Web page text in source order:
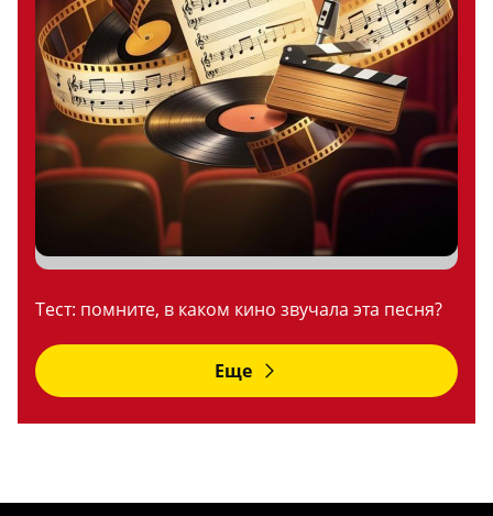
Тест: помните, в каком кино звучала эта песня?
Еще